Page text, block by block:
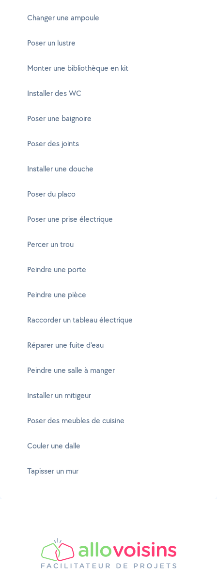
Changer une ampoule
Poser un lustre
Monter une bibliothèque en kit
Installer des WC
Poser une baignoire
Poser des joints
Installer une douche
Poser du placo
Poser une prise électrique
Percer un trou
Peindre une porte
Peindre une pièce
Raccorder un tableau électrique
Réparer une fuite d'eau
Peindre une salle à manger
Installer un mitigeur
Poser des meubles de cuisine
Couler une dalle
Tapisser un mur